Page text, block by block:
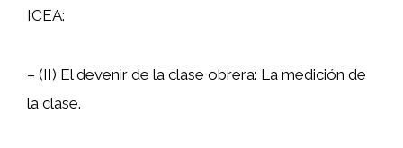
ICEA:
– (II) El devenir de la clase obrera: La medición de
la clase.